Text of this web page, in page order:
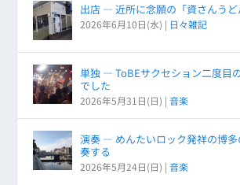
出店 ― 近所に念願の「資さんうど
2026年6月10日(水) | 日々雑記
単独 ― ToBEサクセション二度目
でした
2026年5月31日(日) |音楽
演奏 ― めんたいロック発祥の博
奏する
2026年5月24日(日) |音楽